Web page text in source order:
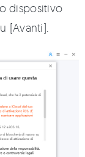
dispositivo
[Avanti].